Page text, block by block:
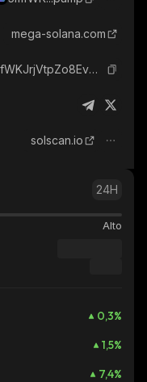
mega-solana.com
5mfWKJrjVtpZo8EvwbytFWH5X6T8YecxrrYCgskjpump_solana
solscan.io
24H
Alto
0,3%
1,5%
7,4%